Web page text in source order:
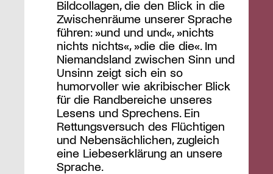
Bildcollagen, die den Blick in die
Zwischenräume unserer Sprache
führen: »und und und«, »nichts
nichts nichts«, »die die die«. Im
Niemandsland zwischen Sinn und
Unsinn zeigt sich ein so
humorvoller wie akribischer Blick
für die Randbereiche unseres
Lesens und Sprechens. Ein
Rettungsversuch des Flüchtigen
und Nebensächlichen, zugleich
eine Liebeserklärung an unsere
Sprache.